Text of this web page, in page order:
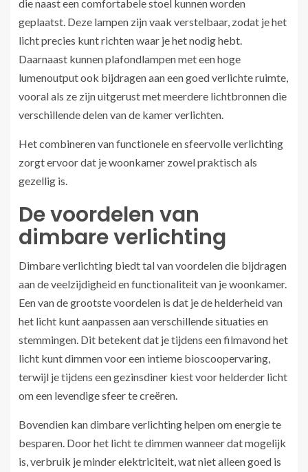
die naast een comfortabele stoel kunnen worden
geplaatst. Deze lampen zijn vaak verstelbaar, zodat je het
licht precies kunt richten waar je het nodig hebt.
Daarnaast kunnen plafondlampen met een hoge
lumenoutput ook bijdragen aan een goed verlichte ruimte,
vooral als ze zijn uitgerust met meerdere lichtbronnen die
verschillende delen van de kamer verlichten.
Het combineren van functionele en sfeervolle verlichting
zorgt ervoor dat je woonkamer zowel praktisch als
gezellig is.
De voordelen van
dimbare verlichting
Dimbare verlichting biedt tal van voordelen die bijdragen
aan de veelzijdigheid en functionaliteit van je woonkamer.
Een van de grootste voordelen is dat je de helderheid van
het licht kunt aanpassen aan verschillende situaties en
stemmingen. Dit betekent dat je tijdens een filmavond het
licht kunt dimmen voor een intieme bioscoopervaring,
terwijl je tijdens een gezinsdiner kiest voor helderder licht
om een levendige sfeer te creëren.
Bovendien kan dimbare verlichting helpen om energie te
besparen. Door het licht te dimmen wanneer dat mogelijk
is, verbruik je minder elektriciteit, wat niet alleen goed is